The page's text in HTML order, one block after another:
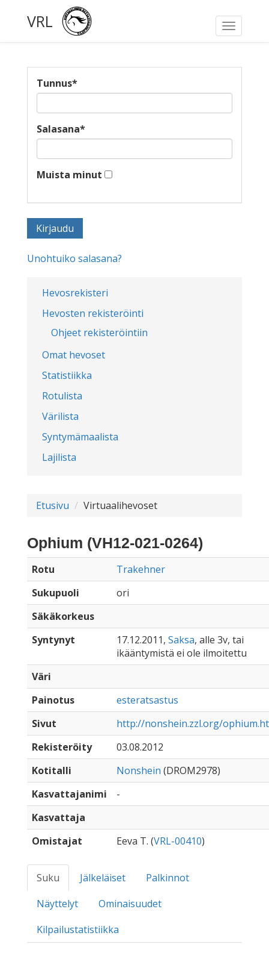
Toggle
VRL
Hevosrekisteri
Hevosten rekisteröinti
Ohjeet rekisteröintiin
Omat hevoset
Statistiikka
Rotulista
Värilista
Syntymämaalista
Lajilista
Tunnus*
Salasana*
Muista minut
Unohtuiko salasana?
Etusivu Virtuaalihevoset
Ophium (VH12-021-0264)
Rotu
Trakehner
Sukupuoli
ori
Säkäkorkeus
Syntynyt
17.12.2011, Saksa, alle 3v, tai
ikääntymistä ei ole ilmoitettu
Väri
Painotus
esteratsastus
Sivut
http://nonshein.zzl.org/
Rekisteröity
03.08.2012
Kotitalli
Nonshein (DROM2978)
Kasvattajanimi
-
Kasvattaja
Omistajat
Eeva T. (VRL-00410)
Suku Jälkeläiset
Palkinnot
Näyttelyt
Ominaisuudet
Kilpailustatistiikka